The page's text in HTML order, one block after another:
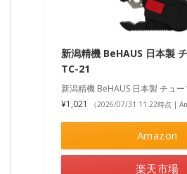
新潟精機 BeHAUS 日本製
TC-21
新潟精機 BeHAUS 日本製 チュー
¥1,021
（2026/07/31 11:22時点 |
Amazon
楽天市場